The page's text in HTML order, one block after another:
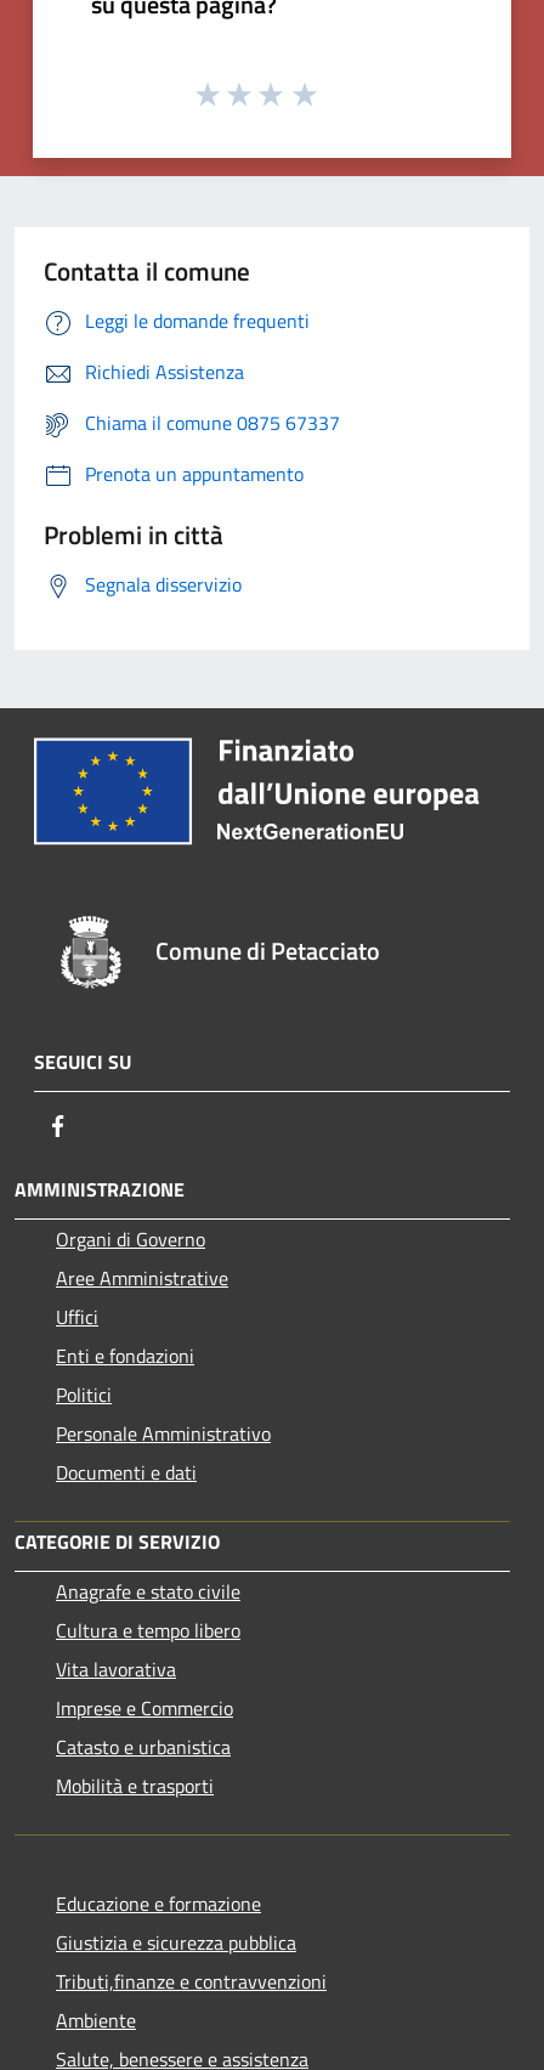
Contatta il comune
Leggi le domande frequenti
Richiedi Assistenza
Chiama il comune 0875 67337
Prenota un appuntamento
Problemi in città
Segnala disservizio
Comune di Petacciato
SEGUICI SU
AMMINISTRAZIONE
Organi di Governo
Aree Amministrative
Uffici
Enti e fondazioni
Politici
Personale Amministrativo
Documenti e dati
CATEGORIE DI SERVIZIO
Anagrafe e stato civile
Cultura e tempo libero
Vita lavorativa
Imprese e Commercio
Catasto e urbanistica
Mobilità e trasporti
Educazione e formazione
Giustizia e sicurezza pubblica
Tributi,finanze e contravvenzioni
Ambiente
Salute, benessere e assistenza